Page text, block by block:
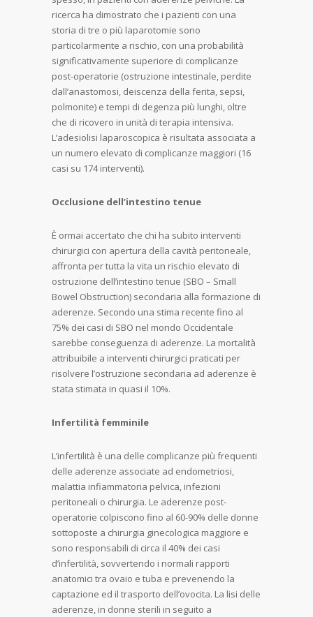
ricerca ha dimostrato che i pazienti con una
storia di tre o più laparotomie sono
particolarmente a rischio, con una probabilità
significativamente superiore di complicanze
post-operatorie (ostruzione intestinale, perdite
dall’anastomosi, deiscenza della ferita, sepsi,
polmonite) e tempi di degenza più lunghi, oltre
che di ricovero in unità di terapia intensiva.
L’adesiolisi laparoscopica è risultata associata a
un numero elevato di complicanze maggiori (16
casi su 174 interventi).
Occlusione dell’intestino tenue
È ormai accertato che chi ha subito interventi
chirurgici con apertura della cavità peritoneale,
affronta per tutta la vita un rischio elevato di
ostruzione dell’intestino tenue (SBO – Small
Bowel Obstruction) secondaria alla formazione di
aderenze. Secondo una stima recente fino al
75% dei casi di SBO nel mondo Occidentale
sarebbe conseguenza di aderenze. La mortalità
attribuibile a interventi chirurgici praticati per
risolvere l’ostruzione secondaria ad aderenze è
stata stimata in quasi il 10%.
Infertilità femminile
L’infertilità è una delle complicanze più frequenti
delle aderenze associate ad endometriosi,
malattia infiammatoria pelvica, infezioni
peritoneali o chirurgia. Le aderenze post-
operatorie colpiscono fino al 60-90% delle donne
sottoposte a chirurgia ginecologica maggiore e
sono responsabili di circa il 40% dei casi
d’infertilità, sovvertendo i normali rapporti
anatomici tra ovaio e tuba e prevenendo la
captazione ed il trasporto dell’ovocita. La lisi delle
aderenze, in donne sterili in seguito a